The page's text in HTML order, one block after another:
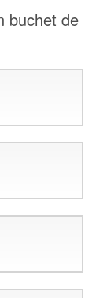
buchet de